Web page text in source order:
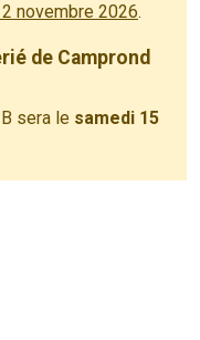
2 novembre 2026.
de Camprond
sera le samedi 15